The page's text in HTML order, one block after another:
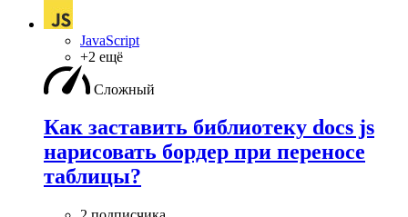
JavaScript
+2 ещё
Сложный
Как заставить библиотеку docs js
нарисовать бордер при переносе
таблицы?